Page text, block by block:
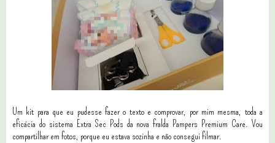
Um kit para que eu pudesse fazer o texto e comprovar, por mim mesma, toda a
eficácia do sistema Extra Sec Pods da nova fralda Pampers Premium Care. Vou
compartilhar em fotos, porque eu estava sozinha e não consegui filmar.